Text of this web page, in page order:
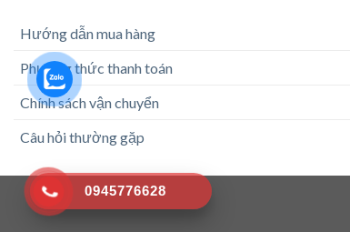
Hướng dẫn mua hàng
Phương thức thanh toán
Chính sách vận chuyển
Câu hỏi thường gặp
0945776628